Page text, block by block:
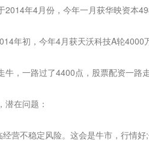
年4月份，今年一月获华映资本
年初，今年4月获天沃科技A轮4000万
，一路过了4400点，股票配资一路走
在问题：
不稳定风险。这会是牛市，行情好;